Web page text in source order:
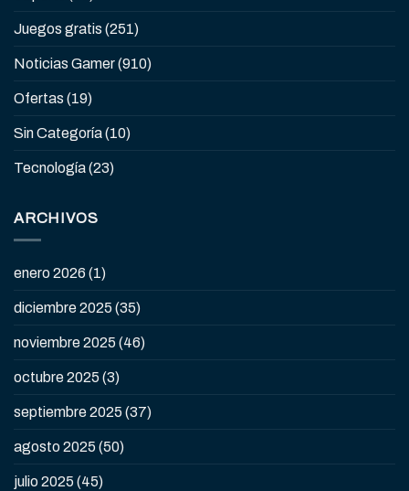
Juegos gratis (251)
Noticias Gamer(910)
Ofertas (19)
Sin Categoría(10)
Tecnología(23)
ARCHIVOS
enero 2026 (1)
diciembre 2025 (35)
noviembre 2025 (46)
octubre 2025 (3)
septiembre 2025 (37)
agosto 2025 (50)
julio 2025 (45)